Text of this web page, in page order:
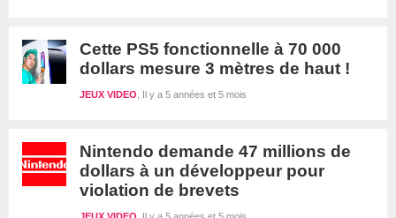
Cette PS5 fonctionnelle à 70 000
dollars mesure 3 mètres de haut !
Il y a 5 années et 5 mois
JEUX VIDEO
Nintendo demande 47 millions de
dollars à un développeur pour
violation de brevets